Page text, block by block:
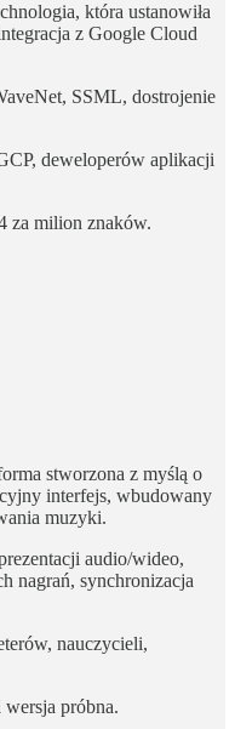
która ustanowiła
z Google Cloud
SSML, dostrojenie
deweloperów aplikacji
za milion znaków.
stworzona z myślą o
interfejs, wbudowany
muzyki.
audio/wideo,
nagrań, synchronizacja
nauczycieli,
próbna.